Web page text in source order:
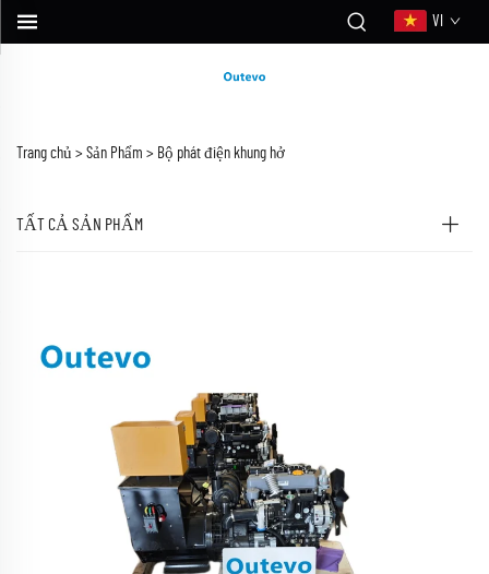
VI
Trang chủ > Sản Phẩm > Bộ phát điện khung hở
TẤT CẢ SẢN PHẨM